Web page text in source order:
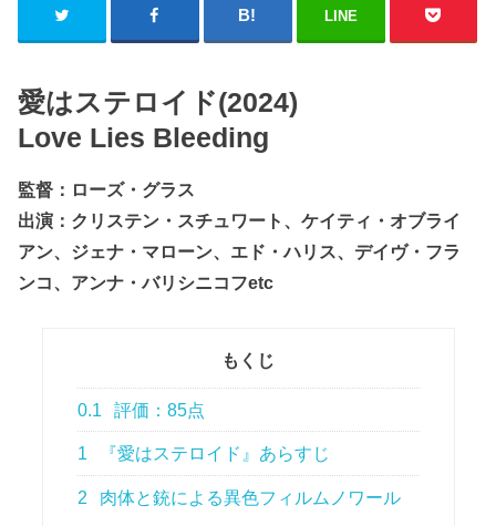
LINE
愛はステロイド(2024)
Love Lies Bleeding
監督：ローズ・グラス
出演：クリステン・スチュワート、ケイティ・オブライ
アン、ジェナ・マローン、エド・ハリス、デイヴ・フラ
ンコ、アンナ・バリシニコフetc
もくじ
0.1 評価：85点
1 『愛はステロイド』あらすじ
2 肉体と銃による異色フィルムノワール